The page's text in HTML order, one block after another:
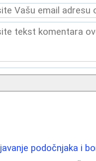
podočnjaka i